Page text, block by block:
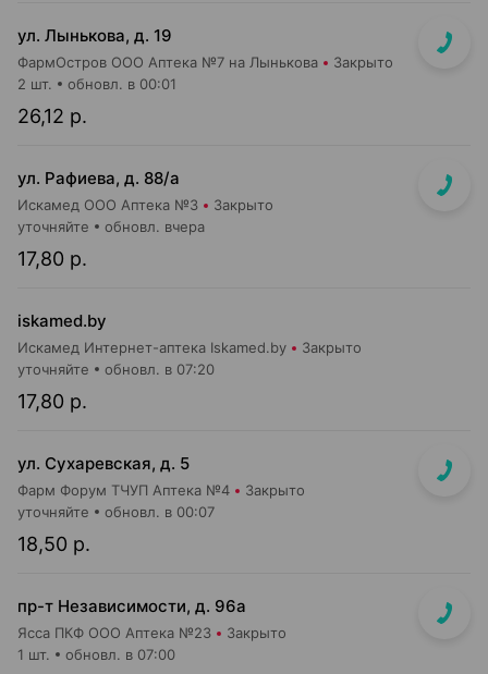
ул. Лынькова, д. 19
ФармОстров ООО Аптека №7 на Лынькова Закрыто
26,12 р.
2 шт. обновл. в 00:01
ул. Рафиева, д. 88/а
Искамед ООО Аптека №3 Закрыто
17,80 р.
уточняйте обновл. вчера
iskamed.by
Искамед Интернет-аптека Iskamed.by Закрыто
17,80 р.
уточняйте обновл. в 07:20
ул. Сухаревская, д. 5
Фарм Форум ТЧУП Аптека №4 Закрыто
18,50 р.
уточняйте обновл. в 00:07
пр-т Независимости, д. 96а
Ясса ПКФ ООО Аптека №23 Закрыто
1 шт. обновл. в 07:00